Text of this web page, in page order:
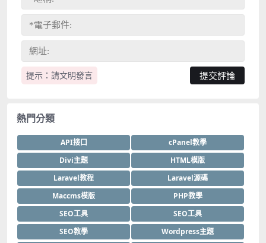
提示：請文明發言
熱門分類
API接口
cPanel教學
Divi主題
HTML模版
Laravel教程
Laravel源碼
Maccms模版
PHP教學
SEO工具
SEO工具
SEO教學
Wordpress主題